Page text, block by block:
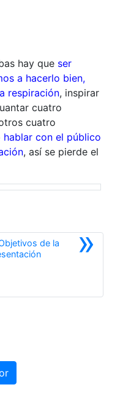
hay que ser
a hacerlo bien,
respiración, inspirar
cuatro
cuatro
hablar con el público
, así se pierde el
»
de la
Siguiente